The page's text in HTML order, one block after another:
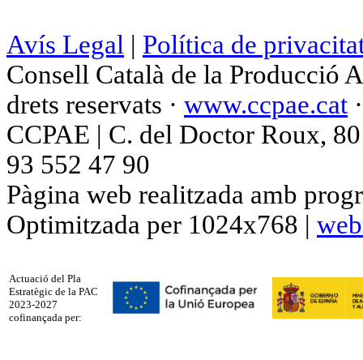
Avís Legal | Política de
Consell Català de la Producció
drets reservats · www.ccpae.cat
CCPAE | C. del Doctor Roux,
93 552 47 90
Pàgina web realitzada amb
Optimitzada per 1024x768 |
Actuació del Pla
Estratègic de la PAC
2023-2027
cofinançada per: